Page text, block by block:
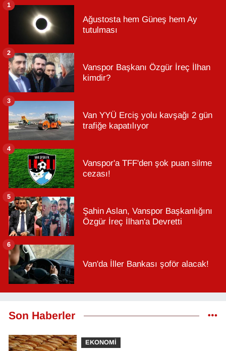
Ağustosta hem Güneş hem Ay
tutulması
1
Vanspor Başkanı Özgür İreç İlhan
kimdir?
2
Van YYÜ Erciş yolu kavşağı 2 gün
trafiğe kapatılıyor
3
Vanspor'a TFF'den şok puan silme
cezası!
4
Şahin Aslan, Vanspor Başkanlığını
Özgür İreç İlhan'a Devretti
5
Van'da İller Bankası şoför alacak!
6
Son Haberler
EKONOMİ